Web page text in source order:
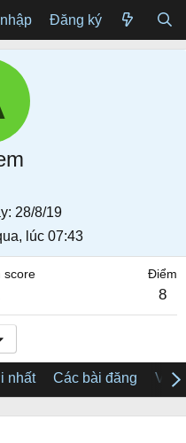
Đăng ký
28/8/19
lúc 07:43
score Điểm
8
nhất Các bài đăng Về